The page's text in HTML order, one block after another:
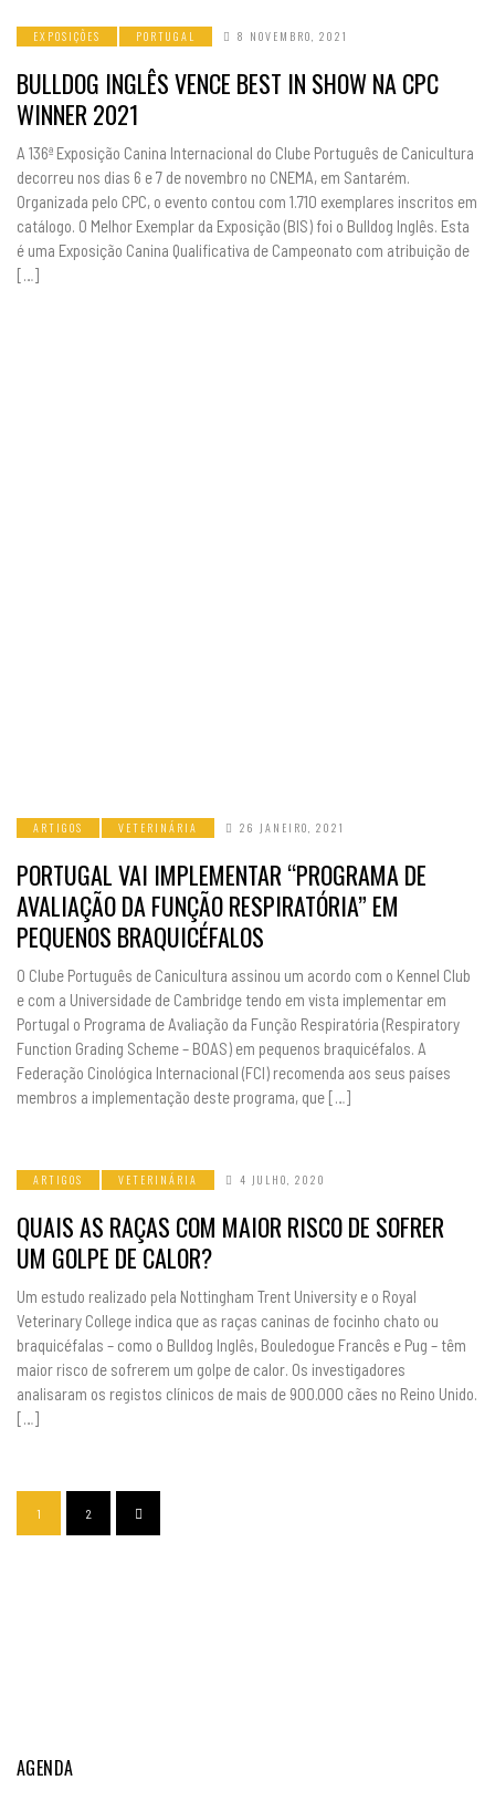
EXPOSIÇÕES PORTUGAL 8 NOVEMBRO, 2021
BULLDOG INGLÊS VENCE BEST IN SHOW NA CPC
WINNER 2021
A 136ª Exposição Canina Internacional do Clube Português de Canicultura
decorreu nos dias 6 e 7 de novembro no CNEMA, em Santarém.
Organizada pelo CPC, o evento contou com 1.710 exemplares inscritos em
catálogo. O Melhor Exemplar da Exposição (BIS) foi o Bulldog Inglês. Esta
é uma Exposição Canina Qualificativa de Campeonato com atribuição de
[…]
ARTIGOS VETERINÁRIA 26 JANEIRO, 2021
PORTUGAL VAI IMPLEMENTAR “PROGRAMA DE
AVALIAÇÃO DA FUNÇÃO RESPIRATÓRIA” EM
PEQUENOS BRAQUICÉFALOS
O Clube Português de Canicultura assinou um acordo com o Kennel Club
e com a Universidade de Cambridge tendo em vista implementar em
Portugal o Programa de Avaliação da Função Respiratória (Respiratory
Function Grading Scheme – BOAS) em pequenos braquicéfalos. A
Federação Cinológica Internacional (FCI) recomenda aos seus países
membros a implementação deste programa, que […]
ARTIGOS VETERINÁRIA 4 JULHO, 2020
QUAIS AS RAÇAS COM MAIOR RISCO DE SOFRER
UM GOLPE DE CALOR?
Um estudo realizado pela Nottingham Trent University e o Royal
Veterinary College indica que as raças caninas de focinho chato ou
braquicéfalas – como o Bulldog Inglês, Bouledogue Francês e Pug – têm
maior risco de sofrerem um golpe de calor. Os investigadores
analisaram os registos clínicos de mais de 900.000 cães no Reino Unido.
[…]
1 2
AGENDA